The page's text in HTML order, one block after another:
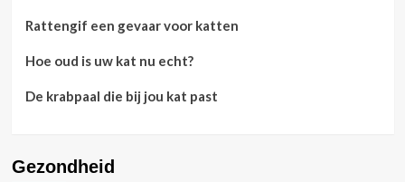
Rattengif een gevaar voor katten
Hoe oud is uw kat nu echt?
De krabpaal die bij jou kat past
Gezondheid